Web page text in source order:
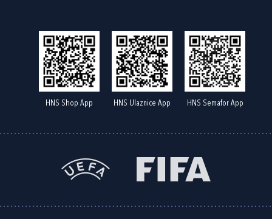
HNS Shop App HNS Ulaznice App HNS Semafor App